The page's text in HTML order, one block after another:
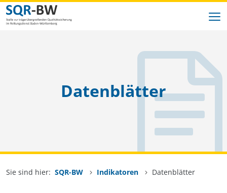
Zum Inhalt springen
Indikatoren
Datenaustausch
Datenblätter
Sie sind hier: SQR-BW Indikatoren Datenblätter